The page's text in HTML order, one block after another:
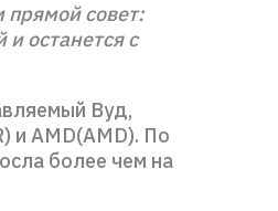
прямой совет:
останется с
Вуд,
и AMD(AMD). По
более чем на